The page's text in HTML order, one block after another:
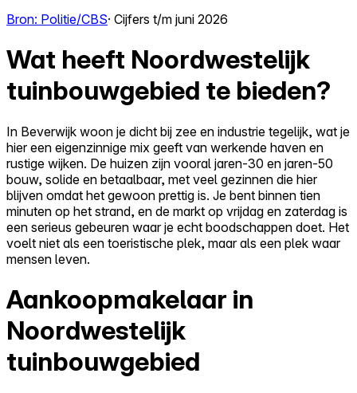
Bron: Politie/CBS· Cijfers t/m juni 2026
Wat heeft Noordwestelijk
tuinbouwgebied te bieden?
In Beverwijk woon je dicht bij zee en industrie tegelijk, wat je
hier een eigenzinnige mix geeft van werkende haven en
rustige wijken. De huizen zijn vooral jaren-30 en jaren-50
bouw, solide en betaalbaar, met veel gezinnen die hier
blijven omdat het gewoon prettig is. Je bent binnen tien
minuten op het strand, en de markt op vrijdag en zaterdag is
een serieus gebeuren waar je echt boodschappen doet. Het
voelt niet als een toeristische plek, maar als een plek waar
mensen leven.
Aankoopmakelaar in
Noordwestelijk
tuinbouwgebied